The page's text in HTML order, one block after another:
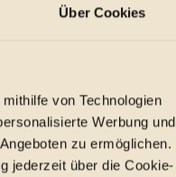
Über Cookies
von Technologien
Werbung und
zu ermöglichen.
jederzeit über die Cookie-